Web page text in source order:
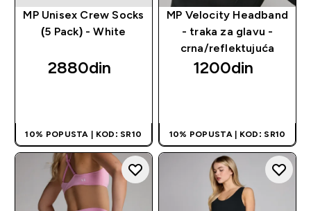
MP Unisex Crew Socks
(5 Pack) - White
2880din‎
10% POPUSTA | KOD: SR10
MP Velocity Headband
- traka za glavu -
crna/reflektujuća
1200din‎
10% POPUSTA | KOD: SR10